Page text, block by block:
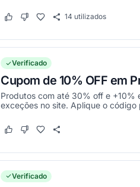
Este cupom funcionou
Este cupom não funcionou
14 utilizados
Verificado
Cupom de 10% OFF em
Produtos com até 30% off e
exceções no site. Aplique o
Este cupom funcionou
Este cupom não funcionou
Verificado